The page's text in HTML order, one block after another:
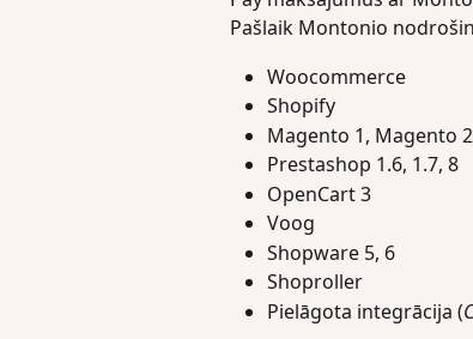
Pašlaik Montonio
Woocommerce
Shopify
Magento 1, Magento 2
Prestashop 1.6, 1.7, 8
OpenCart 3
Voog
Shopware 5, 6
Shoproller
Pielāgota integrācija (